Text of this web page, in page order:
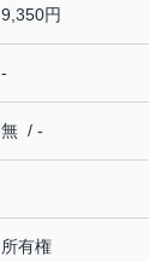
9,350円
-
無 / -
所有権